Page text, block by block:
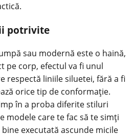
potrivite
sau modernă este o haină,
pe corp, efectul va fi unul
respectă liniile siluetei, fără a fi
orice tip de conformație.
în a proba diferite stiluri
modele care te fac să te simți
executată ascunde micile